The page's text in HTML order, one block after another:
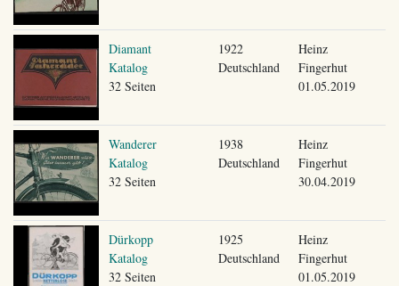
Diamant
Katalog
32 Seiten
1922
Deutschland
Heinz
Fingerhut
01.05.2019
Wanderer
Katalog
32 Seiten
1938
Deutschland
Heinz
Fingerhut
30.04.2019
Dürkopp
Katalog
32 Seiten
1925
Deutschland
Heinz
Fingerhut
01.05.2019